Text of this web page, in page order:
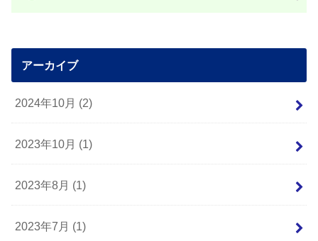
アーカイブ
2024年10月 (2)
2023年10月 (1)
2023年8月 (1)
2023年7月 (1)